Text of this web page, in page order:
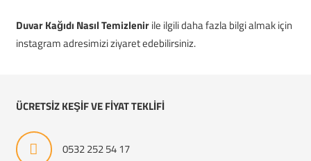
Duvar Kağıdı Nasıl Temizlenirile ilgili daha fazla bilgi almak için
instagram adresimizi ziyaret edebilirsiniz.
ÜCRETSİZ KEŞİF VE FİYAT TEKLİFİ
0532 252 54 17